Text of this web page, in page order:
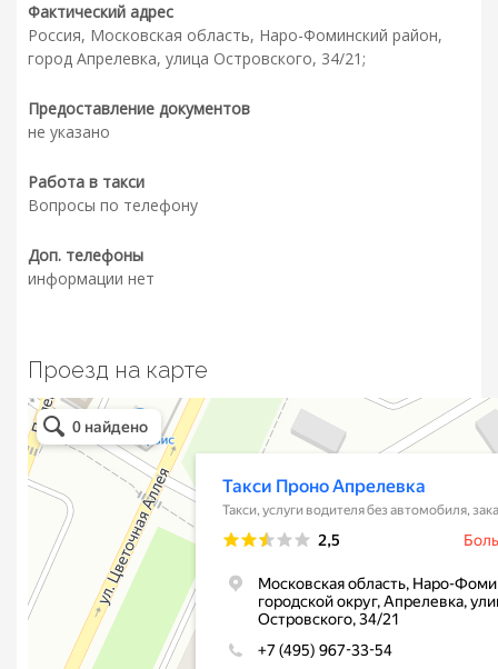
Фактический адрес
Россия, Московская область, Наро-Фоминский район,
город Апрелевка, улица Островского, 34/21;
Предоставление документов
не указано
Работа в такси
Вопросы по телефону
Доп. телефоны
информации нет
Проезд на карте